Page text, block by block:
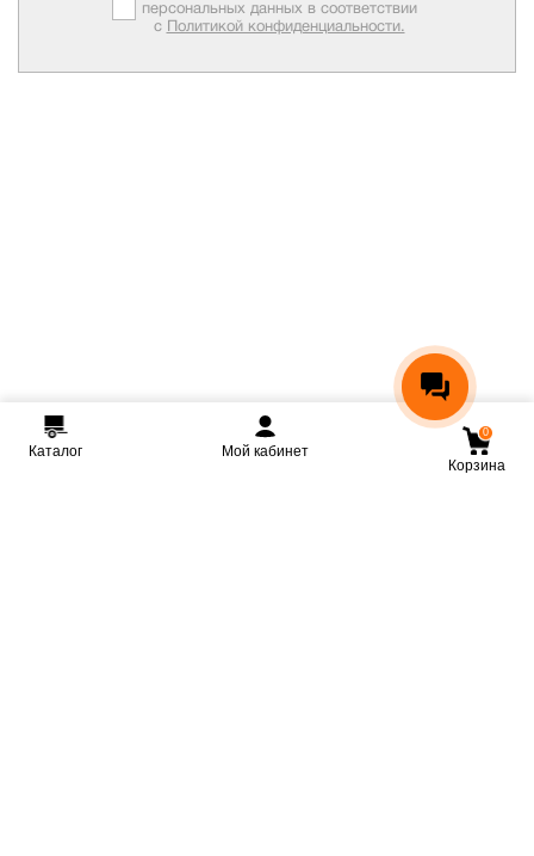
персональных данных в соответствии
с Политикой конфиденциальности.
Каталог Мой кабинет
0
Корзина